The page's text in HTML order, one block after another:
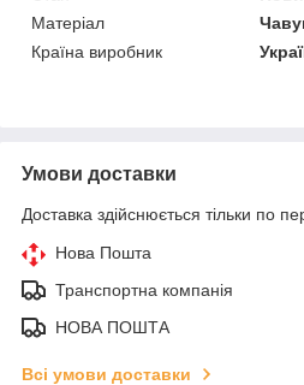
Матеріал
Країна виробник
Умови доставки
Доставка здійснюється тільки по
Нова Пошта
Транспортна компанія
НОВА ПОШТА
Всі умови доставки